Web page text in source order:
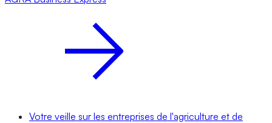
Votre veille sur les entreprises de l'agriculture et de